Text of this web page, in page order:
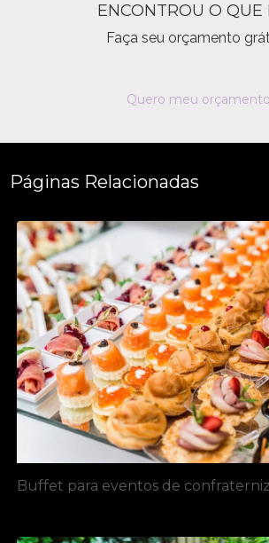
ENCONTROU O QUE
Faça seu orçamento
Quero meu orçamento
Páginas Relacionadas
Buffet para eventos de